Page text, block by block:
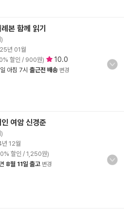
본 함께 읽기
년 01월
할인 / 900원) 10.0
아침 7시 출근전 배송 변경
여암 신경준
12월
할인 / 1,250원)
8월 11일 출고 변경